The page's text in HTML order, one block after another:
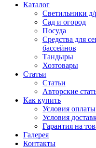
Каталог
Светильники д/
Сад и огород
Посуда
Средства для
бассейнов
Тандыры
Хозтовары
Статьи
Статьи
Авторские
Как купить
Условия оплаты
Условия
Гарантия на
Галерея
Контакты